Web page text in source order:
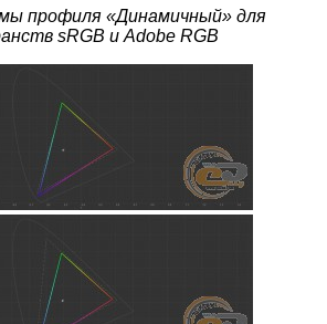
профиля «Динамичный» для
sRGB и Adobe RGB